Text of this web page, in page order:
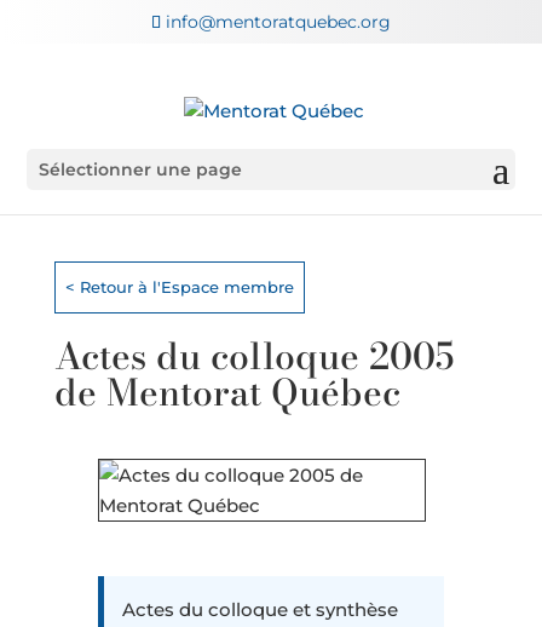
info@mentoratquebec.org
Sélectionner une page
< Retour à l'Espace membre
Actes du colloque 2005
de Mentorat Québec
Actes du colloque et synthèse